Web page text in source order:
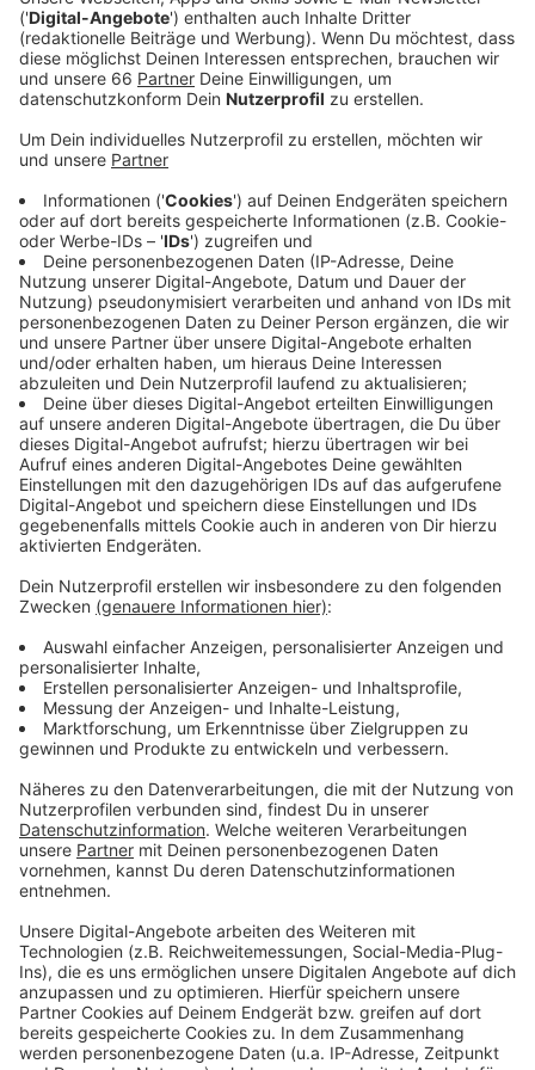
Anzeige
Mitarbeitende der Verwaltung werden außerdem
sensibilisiert, keinen Strom zu verschwenden. Dazu
hängen in den Gebäuden bald Plakate und Sticker.
Außerdem gibt es Schulungen, heißt es vom
Krisenstab der Stadt. Dieses Gremium tagt
regelmäßig, um Handlungskonzepte zur aktuellen Lage
zu entwickeln. So wird zum Beispiel in Zukunft auch in
den Düsseldorfer Klärwerken erheblich Energie
eingespart: Der Schlamm dort wird jetzt anders
getrocknet, was 40% des Erdgases einspart. Die
Klärwerke sollen außerdem rund drei Millionen
Kilowattstunden weniger Strom verbrauchen. Als
weitere Energiesparmaßnahme werden seit dieser
Woche viele Gaslaternen nachts stundenweise
ausgeschaltet.
Anzeige
Weitere Infos und Links zum Thema
Anzeige
Meldung der Stadt dazu:
Alle Energiesparmaßnahmen in Düsseldorf:
Gasverbrauch in Deutschland sinkt:
Anzeige